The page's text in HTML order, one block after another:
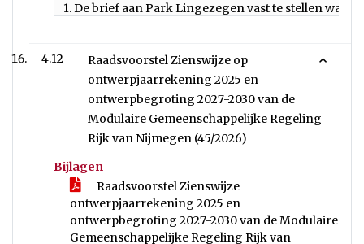
1. De brief aan Park Lingezegen vast te stellen
4.12
Raadsvoorstel Zienswijze op
ontwerpjaarrekening 2025 en
ontwerpbegroting 2027-2030 van de
Modulaire Gemeenschappelijke Regeling
Rijk van Nijmegen (45/2026)
Bijlagen
Raadsvoorstel Zienswijze
ontwerpjaarrekening 2025 en
ontwerpbegroting 2027-2030 van de Modulaire
Gemeenschappelijke Regeling Rijk van